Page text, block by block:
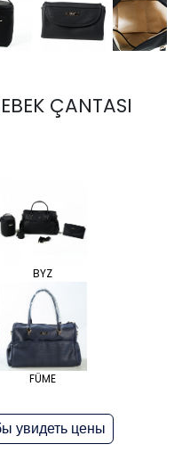
ÇANTASI
BYZ
FÜME
увидеть цены